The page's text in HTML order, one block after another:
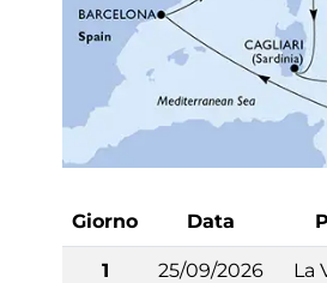
Giorno Data
1 25/09/2026
La